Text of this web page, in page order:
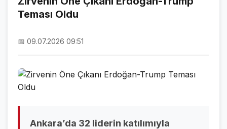
NAMAZ VAKİTLERİ
KRİPTO PARALAR
SON DAKİKA
Teması Oldu
📅 09.07.2026 09:51
Ankara’da 32 liderin katılımıyla